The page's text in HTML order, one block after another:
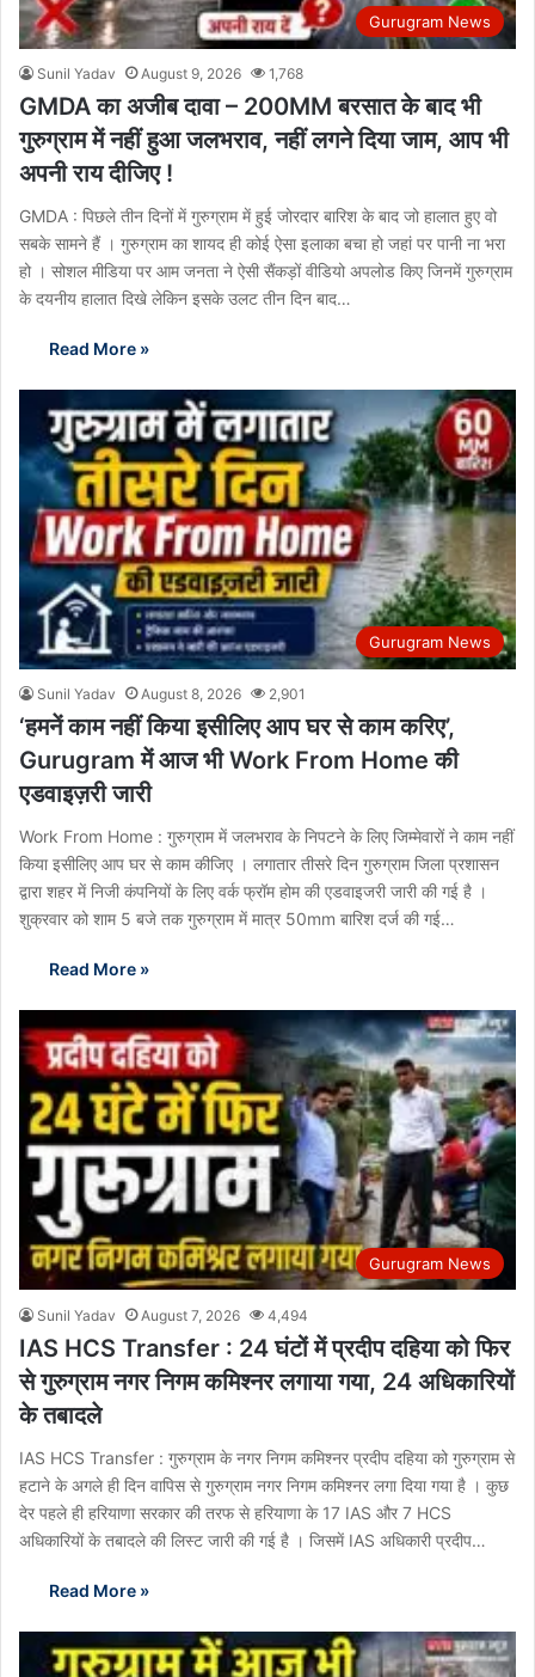
Gurugram News
Sunil Yadav August 9, 2026 1,768
GMDA का अजीब दावा – 200MM बरसात के बाद भी
गुरुग्राम में नहीं हुआ जलभराव, नहीं लगने दिया जाम, आप भी
अपनी राय दीजिए !
GMDA : पिछले तीन दिनों में गुरुग्राम में हुई जोरदार बारिश के बाद जो हालात हुए वो
सबके सामने हैं । गुरुग्राम का शायद ही कोई ऐसा इलाका बचा हो जहां पर पानी ना भरा
हो । सोशल मीडिया पर आम जनता ने ऐसी सैंकड़ों वीडियो अपलोड किए जिनमें गुरुग्राम
के दयनीय हालात दिखे लेकिन इसके उलट तीन दिन बाद…
Read More »
Gurugram News
Sunil Yadav August 8, 2026 2,901
‘हमनें काम नहीं किया इसीलिए आप घर से काम करिए’,
Gurugram में आज भी Work From Home की
एडवाइज़री जारी
Work From Home : गुरुग्राम में जलभराव के निपटने के लिए जिम्मेवारों ने काम नहीं
किया इसीलिए आप घर से काम कीजिए । लगातार तीसरे दिन गुरुग्राम जिला प्रशासन
द्वारा शहर में निजी कंपनियों के लिए वर्क फ्रॉम होम की एडवाइजरी जारी की गई है ।
शुक्रवार को शाम 5 बजे तक गुरुग्राम में मात्र 50mm बारिश दर्ज की गई…
Read More »
Gurugram News
Sunil Yadav August 7, 2026 4,494
IAS HCS Transfer : 24 घंटों में प्रदीप दहिया को फिर
से गुरुग्राम नगर निगम कमिश्नर लगाया गया, 24 अधिकारियों
के तबादले
IAS HCS Transfer : गुरुग्राम के नगर निगम कमिश्नर प्रदीप दहिया को गुरुग्राम से
हटाने के अगले ही दिन वापिस से गुरुग्राम नगर निगम कमिश्नर लगा दिया गया है । कुछ
देर पहले ही हरियाणा सरकार की तरफ से हरियाणा के 17 IAS और 7 HCS
अधिकारियों के तबादले की लिस्ट जारी की गई है । जिसमें IAS अधिकारी प्रदीप…
Read More »